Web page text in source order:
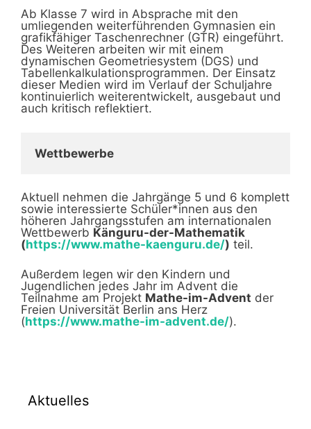
Ab Klasse 7 wird in Absprache mit den
umliegenden weiterführenden Gymnasien ein
grafikfähiger Taschenrechner (GTR) eingeführt.
Des Weiteren arbeiten wir mit einem
dynamischen Geometriesystem (DGS) und
Tabellenkalkulationsprogrammen. Der Einsatz
dieser Medien wird im Verlauf der Schuljahre
kontinuierlich weiterentwickelt, ausgebaut und
auch kritisch reflektiert.
Wettbewerbe
Aktuell nehmen die Jahrgänge 5 und 6 komplett
sowie interessierte Schüler*innen aus den
höheren Jahrgangsstufen am internationalen
Wettbewerb Känguru-der-Mathematik
(https://www.mathe-kaenguru.de/) teil.
Außerdem legen wir den Kindern und
Jugendlichen jedes Jahr im Advent die
Teilnahme am Projekt Mathe-im-Advent der
Freien Universität Berlin ans Herz
(https://www.mathe-im-advent.de/).
Aktuelles